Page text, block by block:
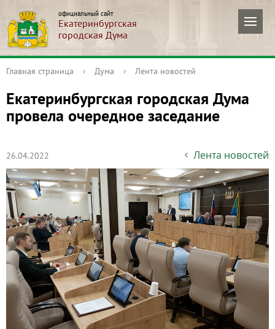
официальный сайт
Екатеринбургская
городская Дума
Главная страница › Дума › Лента новостей
Екатеринбургская городская Дума
провела очередное заседание
26.04.2022 Лента новостей